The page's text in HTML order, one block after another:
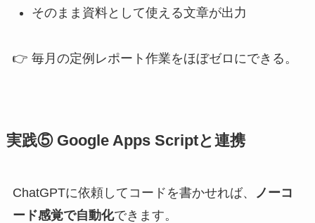
そのまま資料として使える文章が出力
👉 毎月の定例レポート作業をほぼゼロにできる。
実践⑤ Google Apps Scriptと連携
ChatGPTに依頼してコードを書かせれば、
ノーコ
ード感覚で自動化できます。